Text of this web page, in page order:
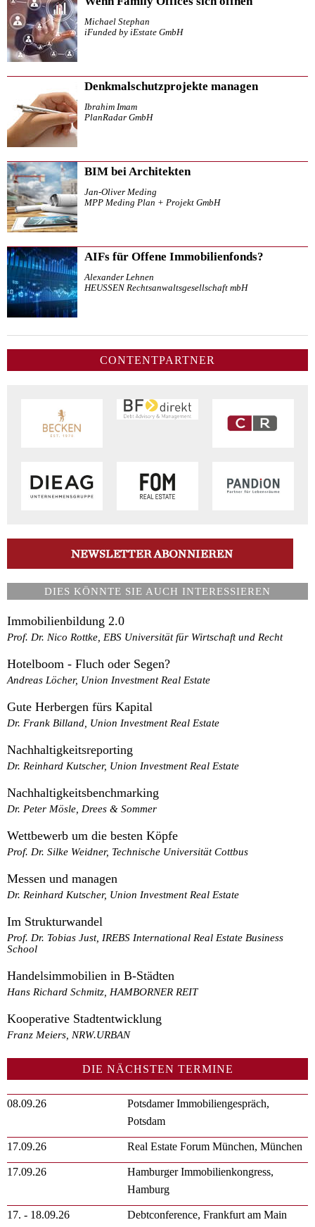
Michael Stephan
iFunded by iEstate GmbH
Denkmalschutzprojekte managen
Ibrahim Imam
PlanRadar GmbH
BIM bei Architekten
Jan-Oliver Meding
MPP Meding Plan + Projekt GmbH
AIFs für Offene Immobilienfonds?
Alexander Lehnen
HEUSSEN Rechtsanwaltsgesellschaft mbH
CONTENTPARTNER
DIES KÖNNTE SIE AUCH INTERESSIEREN
Immobilienbildung 2.0
Prof. Dr. Nico Rottke, EBS Universität für Wirtschaft und Recht
Hotelboom - Fluch oder Segen?
Andreas Löcher, Union Investment Real Estate
Gute Herbergen fürs Kapital
Dr. Frank Billand, Union Investment Real Estate
Nachhaltigkeitsreporting
Dr. Reinhard Kutscher, Union Investment Real Estate
Nachhaltigkeitsbenchmarking
Dr. Peter Mösle, Drees & Sommer
Wettbewerb um die besten Köpfe
Prof. Dr. Silke Weidner, Technische Universität Cottbus
Messen und managen
Dr. Reinhard Kutscher, Union Investment Real Estate
Im Strukturwandel
Prof. Dr. Tobias Just, IREBS International Real Estate Business
School
Handelsimmobilien in B-Städten
Hans Richard Schmitz, HAMBORNER REIT
Kooperative Stadtentwicklung
Franz Meiers, NRW.URBAN
DIE NÄCHSTEN TERMINE
08.09.26
Potsdamer Immobiliengespräch,
Potsdam
17.09.26 Real Estate Forum München, München
17.09.26
Hamburger Immobilienkongress,
Hamburg
17. - 18.09.26 Debtconference, Frankfurt am Main